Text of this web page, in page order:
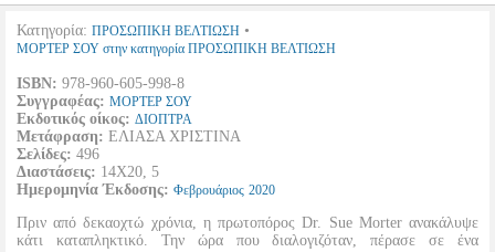
Κατηγορία: ΠΡΟΣΩΠΙΚΗ ΒΕΛΤΙΩΣΗ •
ΜΟΡΤΕΡ ΣΟΥ στην κατηγορία ΠΡΟΣΩΠΙΚΗ ΒΕΛΤΙΩΣΗ
ISBN: 978-960-605-998-8
Συγγραφέας: ΜΟΡΤΕΡ ΣΟΥ
Εκδοτικός οίκος: ΔΙΟΠΤΡΑ
Μετάφραση: ΕΛΙΑΣΑ ΧΡΙΣΤΙΝΑ
Σελίδες: 496
Διαστάσεις: 14Χ20, 5
Ημερομηνία Έκδοσης: Φεβρουάριος 2020
Πριν από δεκαοχτώ χρόνια, η πρωτοπόρος Dr. Sue Morter ανακάλυψε
κάτι καταπληκτικό. Την ώρα που διαλογιζόταν, πέρασε σε ένα